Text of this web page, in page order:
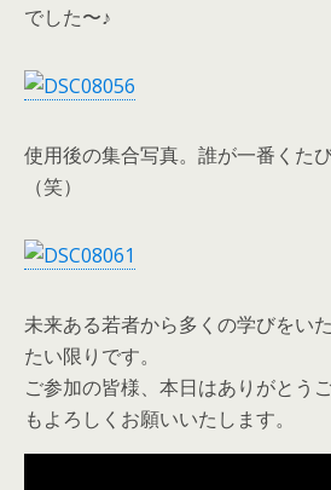
でした〜♪
使用後の集合写真。誰が一番くた
（笑）
未来ある若者から多くの学びをい
たい限りです。
ご参加の皆様、本日はありがとう
もよろしくお願いいたします。